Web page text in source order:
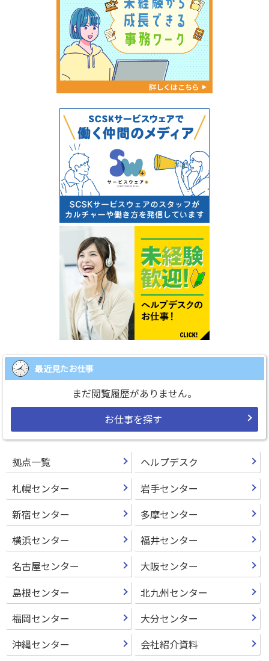
最近見たお仕事
まだ閲覧履歴がありません。
お仕事を探す
拠点一覧
ヘルプデスク
札幌センター
岩手センター
新宿センター
多摩センター
横浜センター
福井センター
名古屋センター
大阪センター
島根センター
北九州センター
福岡センター
大分センター
沖縄センター
会社紹介資料